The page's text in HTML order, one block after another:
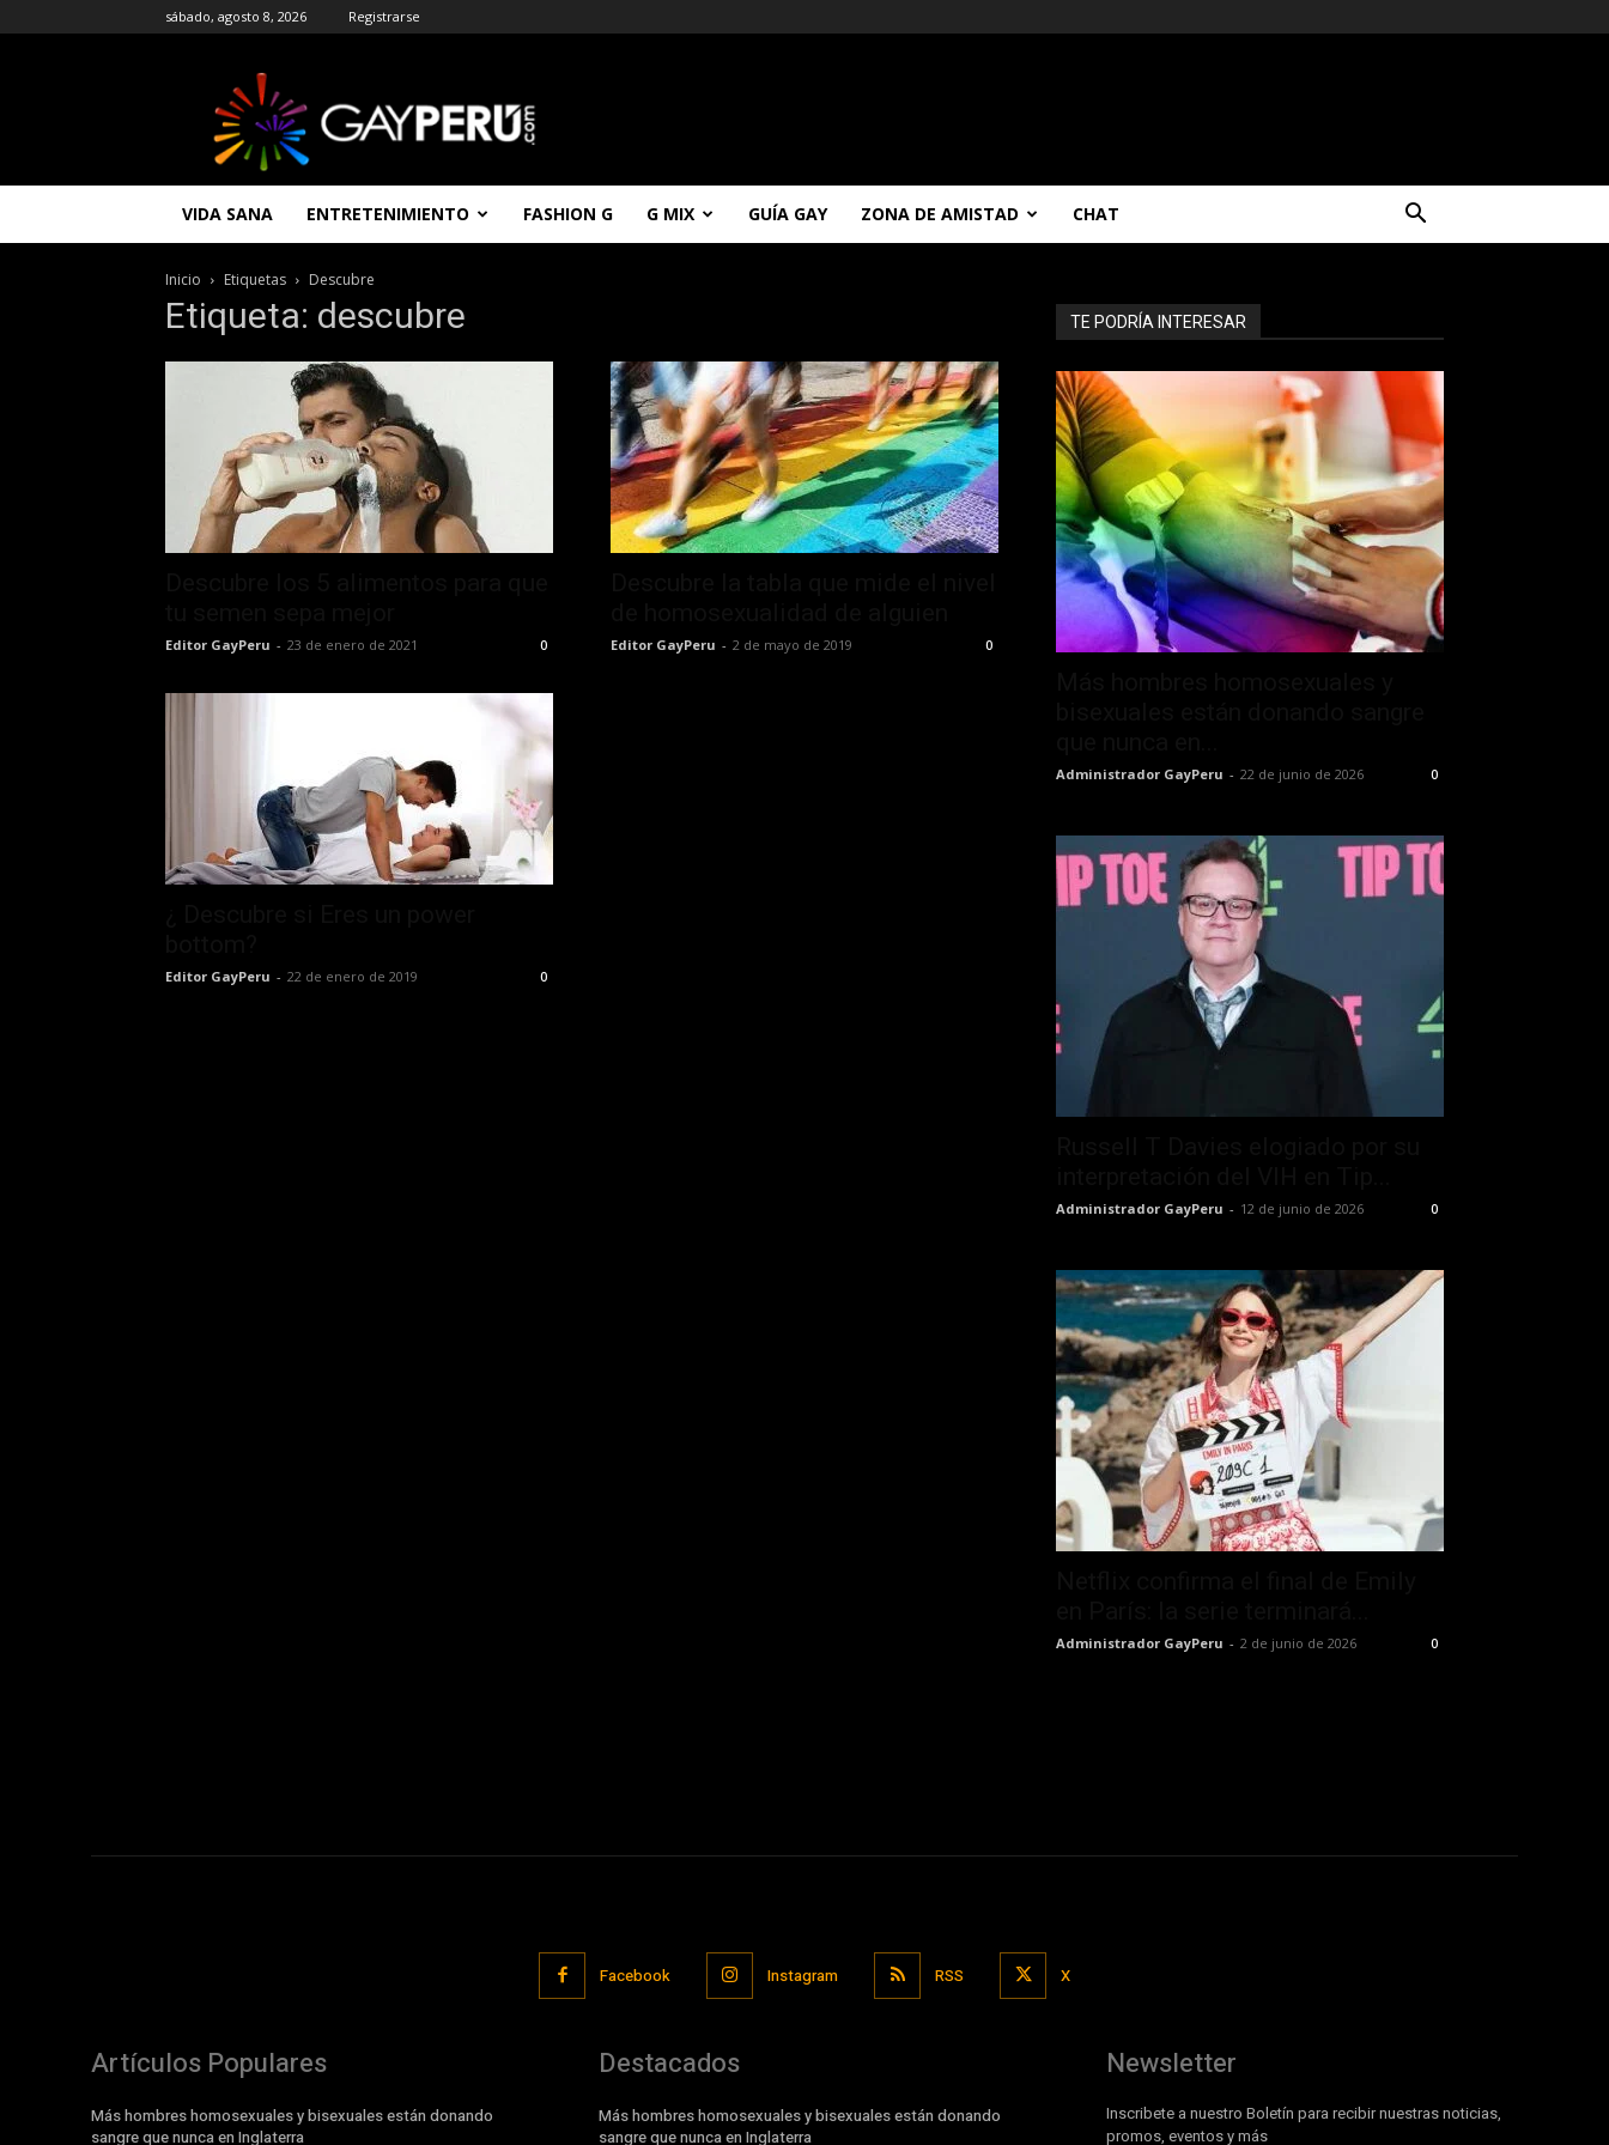
sábado, agosto 8, 2026 Registrarse
|
Entretenimiento
Noticias
Chat
Gay
Gratis
VIDA SANA ENTRETENIMIENTO FASHION G G MIX GUÍA GAY ZONA DE AMISTAD CHAT
Inicio Etiquetas Descubre
Etiqueta: descubre
Editor GayPeru - 23 de enero de 2021 0 Editor GayPeru - 2 de mayo de 2019 0
Editor GayPeru - 22 de enero de 2019 0
TE PODRÍA INTERESAR
Administrador GayPeru - 22 de junio de 2026 0
Administrador GayPeru - 12 de junio de 2026 0
Administrador GayPeru - 2 de junio de 2026 0
Facebook Instagram RSS X
Artículos Populares
Más hombres homosexuales y bisexuales están donando
sangre que nunca en Inglaterra
Destacados
Más hombres homosexuales y bisexuales están donando
sangre que nunca en Inglaterra
Newsletter
Inscribete a nuestro Boletín para recibir nuestras noticias,
promos, eventos y más